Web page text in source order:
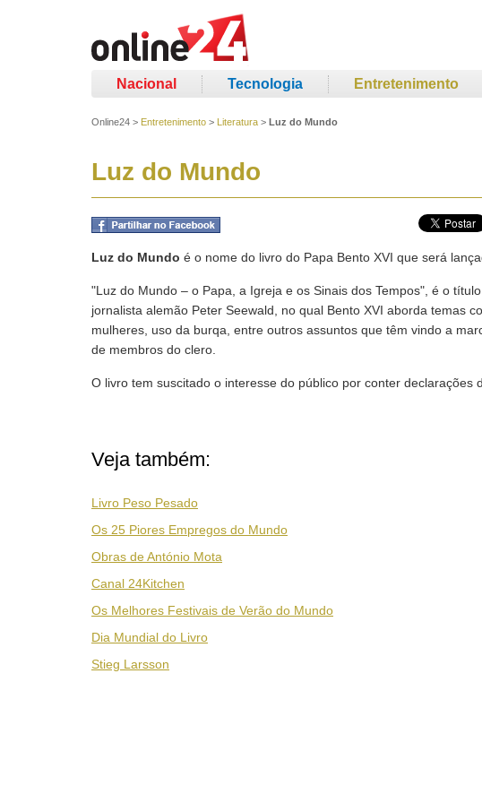
Nacional Tecnologia Entretenimento
Online24 > Entretenimento > Literatura > Luz do Mundo
Luz do Mundo
Luz do Mundo é o nome do livro do Papa Bento XVI que será
"Luz do Mundo – o Papa, a Igreja e os Sinais dos Tempos", é o
jornalista alemão Peter Seewald, no qual Bento XVI aborda temas
mulheres, uso da burqa, entre outros assuntos que têm vindo a
de membros do clero.
O livro tem suscitado o interesse do público por conter declarações
Veja também:
Livro Peso Pesado
Os 25 Piores Empregos do Mundo
Obras de António Mota
Canal 24Kitchen
Os Melhores Festivais de Verão do Mundo
Dia Mundial do Livro
Stieg Larsson